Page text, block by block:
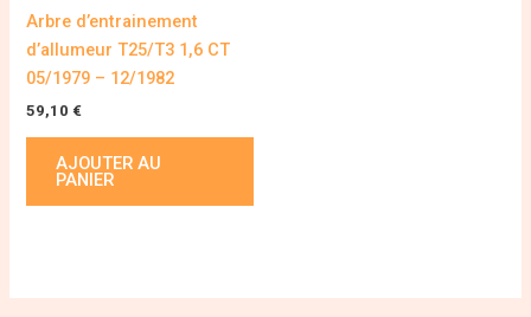
Arbre d’entrainement
d’allumeur T25/T3 1,6 CT
05/1979 – 12/1982
59,10 €
AJOUTER AU
PANIER